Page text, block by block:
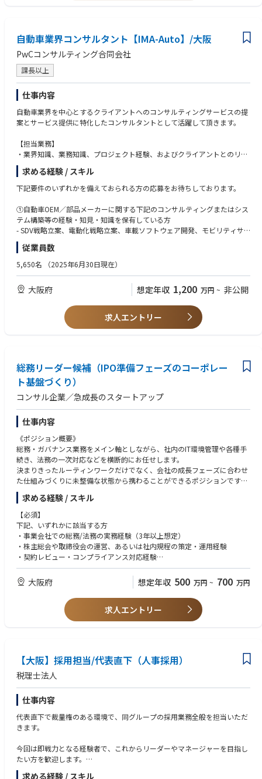
女性社員だけでなく、パパ育休の取得者も増えてきています。
各事業部ごとのユースケース推進のみにとどまらず、全社横断的なAI導入
基盤の検討など全体マネジメントを実施。
・小売（外食）：店舗配置検討におけるデータ分析モデル構築
外資系飲食業界のクライアントにおいて、数か月という短い期間で収益改
善が見込める店舗配置の再検討を本社より求められていた。
本プロジェクトでは、ビジネスコンサルタントとシステムコンサルタント
が密に連携し、Pythonを用いたAIモデルの構築、オープンデータの収集・
活用、分析プロセスの自動化などを通じて、収益改善を実現できる勝ち筋
・エネルギー：電力需給における自動予測システムの構築
大手電力会社において、社会インフラとしての影響度が極めて高い電力需
給予測業務に対し制度変更のたびに複数のツールを都度補完的に活用して
いたため、業務の品質と効率性の両面で課題が顕在化していた。
これまでの電力業界への豊富な支援実績により蓄積されたナレッジと、企
画からシステム開発まで一気通貫してご支援できる体制をフルに活用。
結果、制度変更への対応だけでなく、季節性など不確実性の高い事象にも
対応可能な高精度な電力需給の自動予測システムを構築。
同社では他社に無いOne Pool制という組織体制を取っています。従来のコ
ンサルティングファームでは業界と領域（戦略、業務、ITなど）のマトリ
クスにより配属組織が決まる一方で、同社ではその組織を壁の無い文字通
の経験を積める構造になっています。
実現方法やアプローチを個別に話ししながら設定しています。
・上記取組により多くの方が、SEからITコンへのキャリアチェンジ、ITコ
ンから戦略コンへのキャリアチェンジに成功しています。
・ベイカレントの発展のためには、プロフェッショナルな人財を育成して
いくことが重要であると考えています。
・このため、各階層に応じて体系立てた各種カリキュラム、社内/外部研
修会やトレーニングを準備しております。
・英語研修や海外ビジネススクール研修など、日本を牽引できるグローバ
ルリーダー集団の育成に注力しています。
自動車業界コンサルタント【IMA-Auto】/大阪
PwCコンサルティング合同会社
課長以上
仕事内容
自動車業界を中心とするクライアントへのコンサルティングサービスの提
案とサービス提供に特化したコンサルタントとして活躍して頂きます。
【担当業務】
・業界知識、業務知識、プロジェクト経験、およびクライアントとのリレ
ーションシップを基盤に、PwCのグローバルネットワークと連携して、戦
略策定、改革施策のリードから定着化までの多様なソリューションの提供
によってクライアントが抱えるさまざまな経営課題の解決に貢献します。
い開発手法、異業種との連携など、関連する知見を生かして自動車業界の
新しいビジネスモデルの構築を支援します。
国内外の自動車関連全般（自動車OEM、自動車部品、タイヤメーカー、そ
の他関連企業、自動車ファイナンス）
戦略策定から改革施策の実行、定着化までをグローバル規模で支援しま
テリービジネス、チャージャー事業等）
・業界再編・価値創造に向けた変革支援
・SDV（次世代自動車）に関連した戦略策定、開発プロセス改革、車載ソ
フトウェア開発支援 等
・DX・AI戦略、海外進出戦略、グローバルPLM・SCM・ERP戦略、事業・
グループ再編 等
■領域・分野別の業務改革/システム改革
・R&D領域におけるIPD導入・設計開発期間短縮、DX改革、PLM/ALM導
入、工場IoT（Factory Digital Transformation）
・ディーラーデジタル化（Virtual Sales）、アフターセールス領域におけ
る価格設定改革、原価企画の高度化
・WP29対応（Cyber Security/Software Update）、品質業務改革（Qualit
y Innovation） 等
・AIを活用した新規技術検証
■設計開発、生産、調達、販売、物流、経理、経営管理といったバリュー
チェーン全体を高度化する業務改革、それを支える基幹システム（SAP、
Oracle等）構築支援
【具体的なプロジェクト】
・モビリティサービス事業戦略構築・実行支援
・SDV（次世代自動車）を見据えた開発プロセスおよび関連業務プロセス
・EVを軸とした事業革新モデル構築・実行支援
・サイバーセキュリティ＆ソフトウェアアップデートに関するWP29対応
・コネクティッドカーのCyber Security対応
・IoTも活用した工場DX（Factory Digital Transformation）
・自動車販売のDX支援、ディーラーデジタル化
・AIを活用した新規技術検証
・カーボンニュートラルに向けたLCAデジタルプラットフォームの構築
・グローバルサプライチェーン計画業務改善
・R&D領域におけるIPD導入・設計開発期間短縮、業務改革、品質業務改
革（Quality Innovation）
・サービスパーツ(補修部品)価格管理業務の高度化
・原価企画/管理高度化
求める経験 / スキル
下記要件のいずれかを備えておられる方の応募をお待ちしております。
①自動車OEM／部品メーカーに関する下記のコンサルティングまたはシス
テム構築等の経験・知見・知識を保有している方
- SDV戦略立案、電動化戦略立案、車載ソフトウェア開発、モビリティサ
ービス開発、自動運転の開発等
- HEV、EV、BEV、FCVの車開発
- 車開発のバリューチェーンにおける業務 （バリューチェーンにおける
例）経営・事業企画、調達、物流、設計・開発、生技、生産計画・管理・
実行（MES）、原価企画・管理、販売、アフターサービス
- サステナビリティ、LCA（Life Cycle Assessment）等、環境対応に関する
- 品質保証・品質管理業務
を活用したIT企画立案業務のご経験
- 自動車金融（販売金融）関連のご経験、コンサルティング経験
- タイヤメーカー関連のご経験、コンサルティング経験
- 自動車業界向けSAPソリューション（IS-AUTO、VMS、Dealer Portal等）
に関する知見・ご経験 等
②事業会社（主に自動車OEM／部品メーカー）において上記業務の経験・
知見・知識を保有している方
③下記のプロジェクト管理経験・知見・知識を保有している方
- 大規模システム導入プロジェクトのPMO
- グローバルプロジェクト（市場調査、システム導入、業務改善など）
- モバイル、ビッグデータ分析、クラウドなどを活用したIT企画立案業務
【望ましいスキル、経験、資格】
・製造業のクライアントにおいて、クライアント責任者から信任を受け、
プロジェクトマネジャーとしてプロジェクト提案/デリバリーを行った経
験
・製造業クライアントのアカウントマネジャーとして、クライアントのマ
ネジメントレベルとの強いリレーションシップを築いた経験
・論理的思考能力、自分の考えを伝えるコミュニケーション能力、会議の
ファシリテーション能力
・ビジネスレベルの英語力
・海外赴任経験
従業員数
5,650名 （2025年6月30日現在）
大阪府 想定年収 1,200 万円 ~ 非公開
求人エントリー
総務リーダー候補（IPO準備フェーズのコーポレー
ト基盤づくり）
コンサル企業／急成長のスタートアップ
仕事内容
《ポジション概要》
総務・ガバナンス業務をメイン軸としながら、社内のIT環境管理や各種手
続き、法務の一次対応などを横断的にお任せします。
決まりきったルーティンワークだけでなく、会社の成長フェーズに合わせ
た仕組みづくりに未整備な状態から携わることができるポジションです。
《具体的な業務内容》
◆総務、ガバナンス業務
・株主総会、取締役会、経営会議等の重要会議体の企画・運営・議事録作
成
・IPO審査を見据えた社内規程、稟議制度、文書管理体制の整備・運用
・全社ガバナンス強化施策および内部統制（J-SOX対応等）の企画・推進
・オフィス・ファシリティ管理、および全国拠点の運営支援
・各種ベンダー・購買・契約管理プロセスの整備・最適化
お持ちの経験や強みに合わせて、下記の業務についても柔軟に対応してい
ただきたいと考えています。
商業登記手続きなど
◆IT環境・セキュリティ管理
社内SaaS・ITツールの管理、PCなどの資産管理、入退社に伴うIT環境の準
備、外部ITベンダーとの連携など
※ポジションの魅力※
IPO準備や組織拡大中のフェーズに合わせた最適なコーポレート組織づく
りをサポートできる裁量の大きいポジションです。
地域創生・行政DXという社会性の高い事業領域において、やりがいをもっ
てチャレンジできることでしょう。
求める経験 / スキル
【必須】
下記、いずれかに該当する方
・事業会社での総務/法務の実務経験（3年以上想定）
・株主総会や取締役会の運営、あるいは社内規程の策定・運用経験
・契約レビュー・コンプライアンス対応経験
※上記の経験を通して、部門横断でのプロジェクトを推進、
経営層とのコミュニケーションもスムーズな方を想定しています。
・IPO準備企業、または上場企業での総務・ガバナンス実務経験
・SaaS／IT企業、または急成長スタートアップでのバックオフィス経験
・法務の一次対応（契約チェックなど）や弁護士との連携経験
大阪府 想定年収 500 万円 ~ 700 万円
求人エントリー
【大阪】採用担当/代表直下（人事採用）
税理士法人
仕事内容
代表直下で裁量権のある環境で、同グループの採用業務全般を担当いただ
きます。
今回は即戦力となる経験者で、これからリーダーやマネージャーを目指し
たい方を歓迎します。
求める経験 / スキル